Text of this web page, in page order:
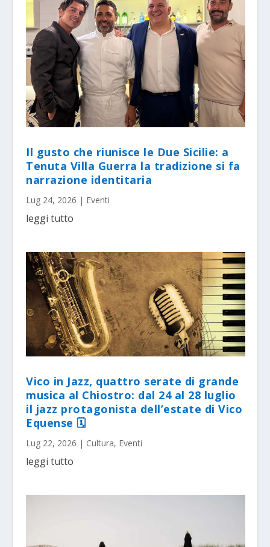
Il gusto che riunisce le Due Sicilie: a
Tenuta Villa Guerra la tradizione si fa
narrazione identitaria
Lug 24, 2026 | Eventi
leggi tutto
Vico in Jazz, quattro serate di grande
musica al Chiostro: dal 24 al 28 luglio
il jazz protagonista dell’estate di Vico
Equense 🗓
Lug 22, 2026 | Cultura, Eventi
leggi tutto